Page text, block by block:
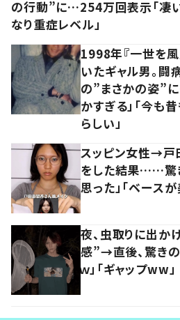
の行動”に…254万回表示「凄い
なり重症レベル」
1998年『一世を
いたギャル男。闘
の”まさかの姿”に…
かすぎる」「今も
らしい」
スッピン女性→戸
をした結果……驚
思った」「ベースが
夜、虫取りに出か
感”→直後、驚き
ｗ」「ギャップww」